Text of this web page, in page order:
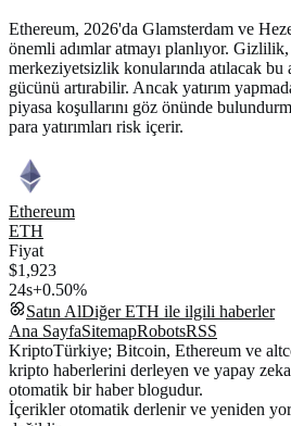
Ethereum, 2026'da Glamsterdam ve
önemli adımlar atmayı planlıyor.
merkeziyetsizlik konularında atılacak bu
gücünü artırabilir. Ancak yatırım
piyasa koşullarını göz önünde
para yatırımları risk içerir.
Ethereum
ETH
Fiyat
$1,923
24s+0.50%
Satın AlDiğerETH ile ilgili haberler
Ana SayfaSitemapRobotsRSS
KriptoTürkiye; Bitcoin, Ethereum ve
kripto haberlerini derleyen ve yapay
otomatik bir haber blogudur.
İçerikler otomatik derlenir ve yeniden